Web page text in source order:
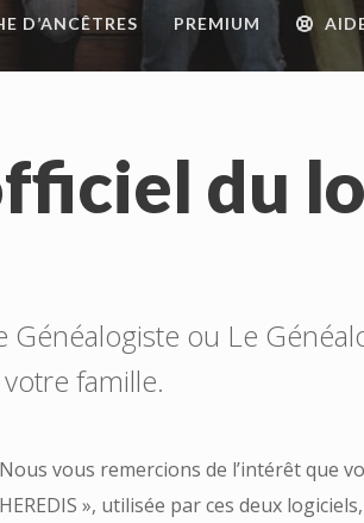
D’ANCÊTRES PREMIUM
du
ou Le
famille.
Nous vous remercions de l’intérêt que
HEREDIS », utilisée par ces deux